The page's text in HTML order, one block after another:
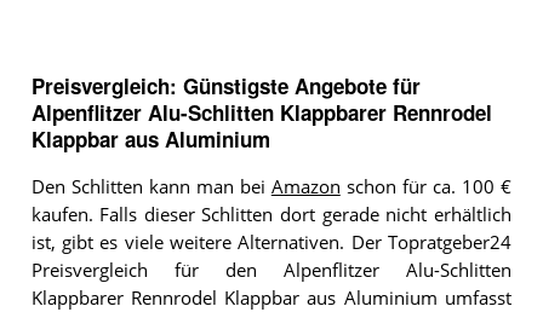
Preisvergleich: Günstigste Angebote für
Alpenflitzer Alu-Schlitten Klappbarer Rennrodel
Klappbar aus Aluminium
Den Schlitten kann man bei Amazon schon für ca. 100 €
kaufen. Falls dieser Schlitten dort gerade nicht erhältlich
ist, gibt es viele weitere Alternativen. Der Topratgeber24
Preisvergleich für den Alpenflitzer Alu-Schlitten
Klappbarer Rennrodel Klappbar aus Aluminium umfasst